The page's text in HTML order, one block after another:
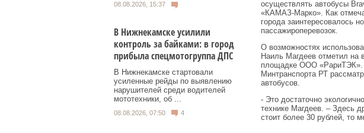
08.08.2026, 15:37
В Нижнекамске усилили
контроль за байками: в город
прибыла спецмотогруппа ДПС
В Нижнекамске стартовали
усиленные рейды по выявлению
нарушителей среди водителей
мототехники, об ...
08.08.2026, 07:50 4
осуществлять автобусы
«КАМАЗ-Марко». Как
города заинтересовалось
пассажироперевозок.
О возможностях
Наиль Магдеев отметил на
площадке ООО «РариТЭК».
Минтранспорта РТ
автобусов.
- Это достаточно
технике Магдеев. – Здесь
стоит более 30 рублей, то